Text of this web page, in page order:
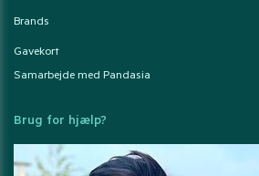
Brands
Gavekort
Samarbejde med Pandasia
Brug for hjælp?